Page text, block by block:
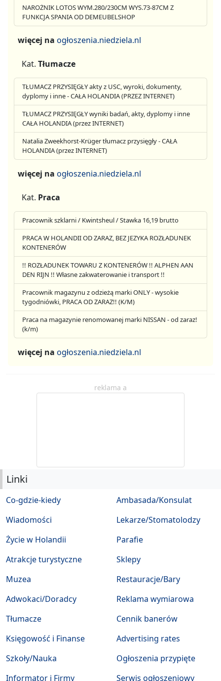
NAROŻNIK LOTOS WYM.280/230CM WYS.73-87CM Z
FUNKCJA SPANIA OD DEMEUBELSHOP
więcej na ogłoszenia.niedziela.nl
Kat. Tłumacze
TŁUMACZ PRZYSIĘGŁY akty z USC, wyroki, dokumenty,
dyplomy i inne - CAŁA HOLANDIA (PRZEZ INTERNET)
TŁUMACZ PRZYSIĘGŁY wyniki badań, akty, dyplomy i inne
CAŁA HOLANDIA (przez INTERNET)
Natalia Zweekhorst-Krüger tłumacz przysięgły - CAŁA
HOLANDIA (przez INTERNET)
więcej na ogłoszenia.niedziela.nl
Kat. Praca
Pracownik szklarni / Kwintsheul / Stawka 16,19 brutto
PRACA W HOLANDII OD ZARAZ, BEZ JEZYKA ROZŁADUNEK
KONTENERÓW
!! ROZŁADUNEK TOWARU Z KONTENERÓW !! ALPHEN AAN
DEN RIJN !! Własne zakwaterowanie i transport !!
Pracownik magazynu z odzieżą marki ONLY - wysokie
tygodniówki, PRACA OD ZARAZ!! (K/M)
Praca na magazynie renomowanej marki NISSAN - od zaraz!
(k/m)
więcej na ogłoszenia.niedziela.nl
reklama a
Linki
Co-gdzie-kiedy
Wiadomości
Życie w Holandii
Atrakcje turystyczne
Muzea
Ambasada/Konsulat
Lekarze/Stomatolodzy
Parafie
Sklepy
Restauracje/Bary
Adwokaci/Doradcy
Tłumacze
Księgowość i Finanse
Szkoły/Nauka
Informator i Firmy
Reklama wymiarowa
Cennik banerów
Advertising rates
Ogłoszenia przypięte
Serwis ogłoszeniowy